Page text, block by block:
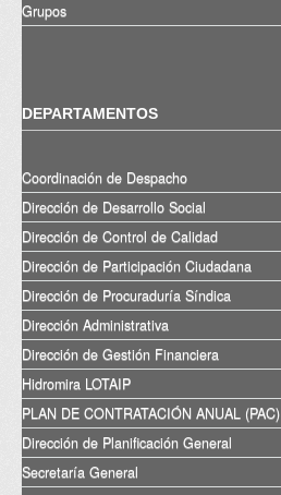
Grupos
DEPARTAMENTOS
Coordinación de Despacho
Dirección de Desarrollo Social
Dirección de Control de Calidad
Dirección de Participación Ciudadana
Dirección de Procuraduría Síndica
Dirección Administrativa
Dirección de Gestión Financiera
Hidromira LOTAIP
PLAN DE CONTRATACIÓN ANUAL (PAC)
Dirección de Planificación General
Secretaría General